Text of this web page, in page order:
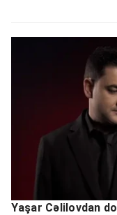
Yaşar Cəlilovdan